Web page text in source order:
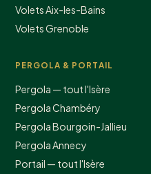
Volets Aix-les-Bains
Volets Grenoble
PERGOLA & PORTAIL
Pergola — tout l'Isère
Pergola Chambéry
Pergola Bourgoin-Jallieu
Pergola Annecy
Portail — tout l'Isère